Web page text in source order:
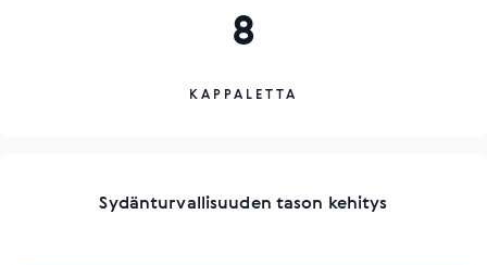
8
KAPPALETTA
Sydänturvallisuuden tason kehitys